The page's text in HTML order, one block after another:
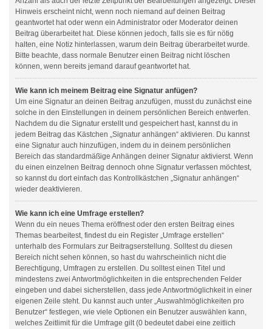
Hinweis erscheint nicht, wenn noch niemand auf deinen Beitrag
geantwortet hat oder wenn ein Administrator oder Moderator deinen
Beitrag überarbeitet hat. Diese können jedoch, falls sie es für nötig
halten, eine Notiz hinterlassen, warum dein Beitrag überarbeitet wurde.
Bitte beachte, dass normale Benutzer einen Beitrag nicht löschen
können, wenn bereits jemand darauf geantwortet hat.
Wie kann ich meinem Beitrag eine Signatur anfügen?
Um eine Signatur an deinen Beitrag anzufügen, musst du zunächst eine
solche in den Einstellungen in deinem persönlichen Bereich entwerfen.
Nachdem du die Signatur erstellt und gespeichert hast, kannst du in
jedem Beitrag das Kästchen „Signatur anhängen“ aktivieren. Du kannst
eine Signatur auch hinzufügen, indem du in deinem persönlichen
Bereich das standardmäßige Anhängen deiner Signatur aktivierst. Wenn
du einen einzelnen Beitrag dennoch ohne Signatur verfassen möchtest,
so kannst du dort einfach das Kontrollkästchen „Signatur anhängen“
wieder deaktivieren.
Wie kann ich eine Umfrage erstellen?
Wenn du ein neues Thema eröffnest oder den ersten Beitrag eines
Themas bearbeitest, findest du ein Register „Umfrage erstellen“
unterhalb des Formulars zur Beitragserstellung. Solltest du diesen
Bereich nicht sehen können, so hast du wahrscheinlich nicht die
Berechtigung, Umfragen zu erstellen. Du solltest einen Titel und
mindestens zwei Antwortmöglichkeiten in die entsprechenden Felder
eingeben und dabei sicherstellen, dass jede Antwortmöglichkeit in einer
eigenen Zeile steht. Du kannst auch unter „Auswahlmöglichkeiten pro
Benutzer“ festlegen, wie viele Optionen ein Benutzer auswählen kann,
welches Zeitlimit für die Umfrage gilt (0 bedeutet dabei eine zeitlich